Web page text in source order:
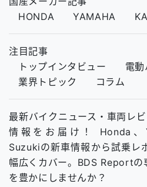
HONDA
YAMAHA
注目記事
トップインタビュー
電動
業界トピック
コラム
最新バイクニュース・車両レ
情報をお届け！ Honda、
Suzukiの新車情報から試乗レ
幅広くカバー。BDS Reportの
を豊かにしませんか？